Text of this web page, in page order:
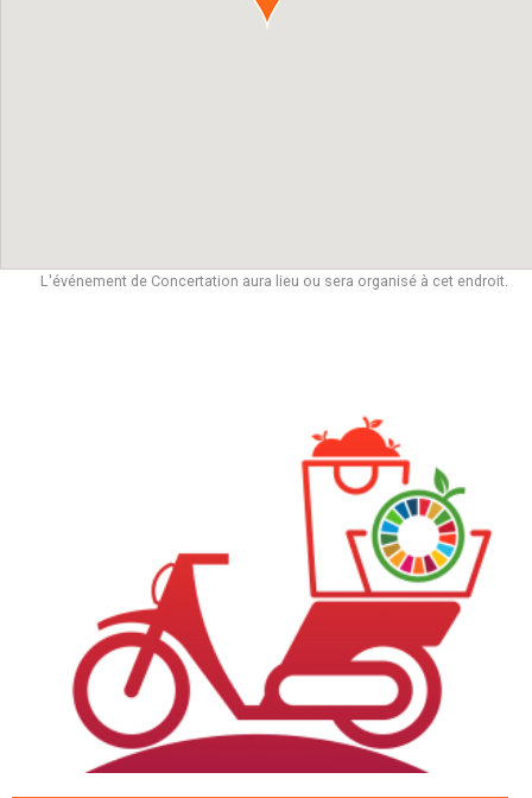
L'événement de Concertation aura lieu ou sera organisé à cet endroit.